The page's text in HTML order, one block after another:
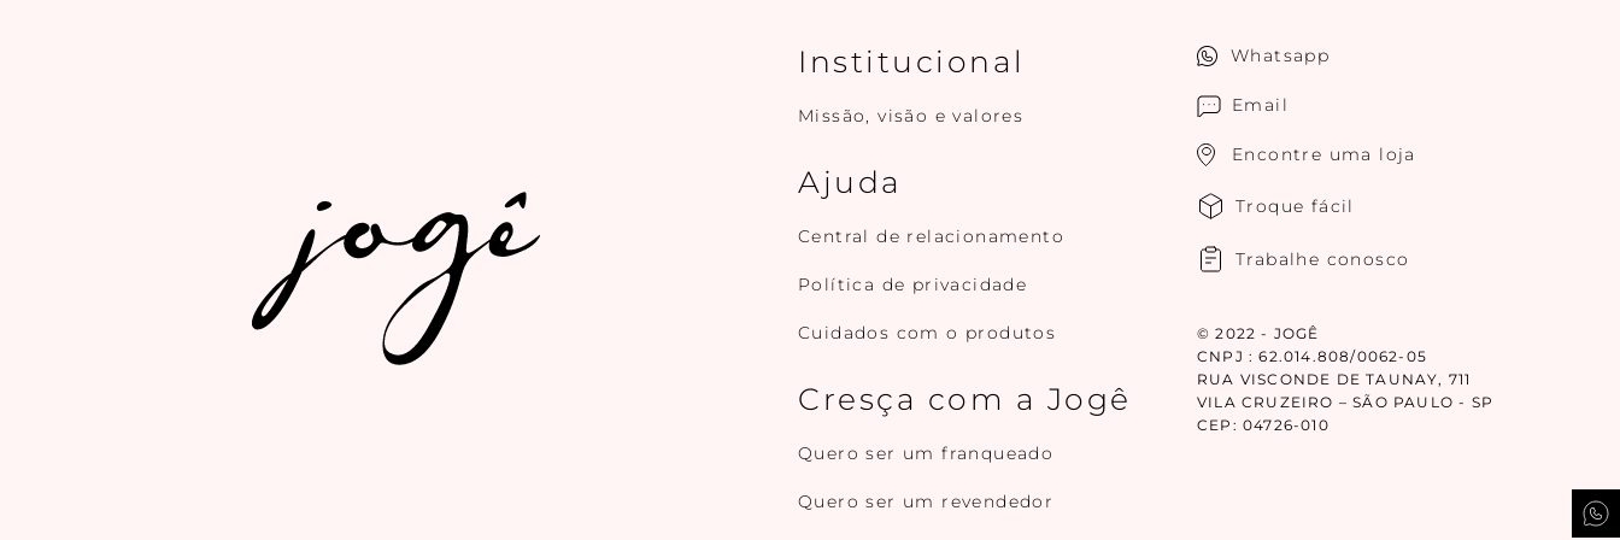
Institucional
Missão, visão e valores
Ajuda
Central de relacionamento
Política de privacidade
Cuidados com o produtos
Cresça com a Jogê
Quero ser um franqueado
Quero ser um revendedor
Whatsapp
Email
Encontre uma loja
Troque fácil
Trabalhe conosco
© 2022 - JOGÊ
CNPJ : 62.014.808/0062-05
RUA VISCONDE DE TAUNAY, 711
VILA CRUZEIRO – SÃO PAULO - SP
CEP: 04726-010